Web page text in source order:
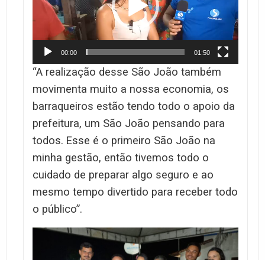
00:00 01:50
“A realização desse São João também
movimenta muito a nossa economia, os
barraqueiros estão tendo todo o apoio da
prefeitura, um São João pensando para
todos. Esse é o primeiro São João na
minha gestão, então tivemos todo o
cuidado de preparar algo seguro e ao
mesmo tempo divertido para receber todo
o público”.